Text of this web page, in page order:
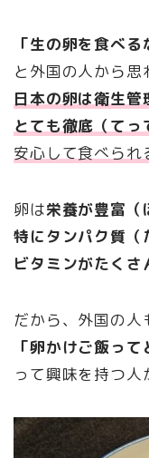
「生の卵を食べ
と外国の人から思
日本の卵は衛生
とても徹底（てっ
安心して食べられ
卵は栄養が豊富（
特にタンパク質（
ビタミンがたくさ
だから、外国の人
「卵かけご飯っ
って興味を持つ人